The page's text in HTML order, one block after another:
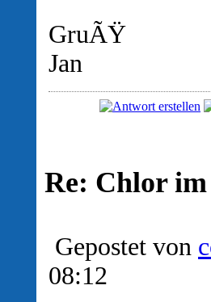
GruÃŸ
Jan
Re: Chlor
Gepostet von
08:12